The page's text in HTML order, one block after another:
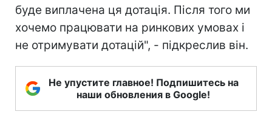
буде виплачена ця дотація. Після того ми
хочемо працювати на ринкових умовах і
не отримувати дотацій", - підкреслив він.
Не упустите главное! Подпишитесь на
наши обновления в Google!